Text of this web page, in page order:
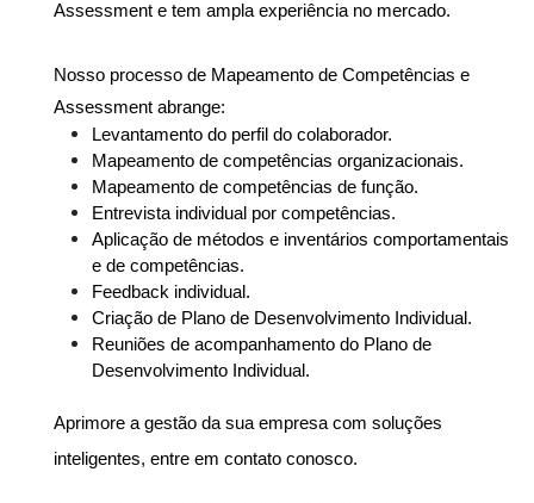
Assessment e tem ampla experiência no mercado.
Nosso processo de Mapeamento de Competências e
Assessment abrange:
Levantamento do perfil do colaborador.
Mapeamento de competências organizacionais.
Mapeamento de competências de função.
Entrevista individual por competências.
Aplicação de métodos e inventários comportamentais
e de competências.
Feedback individual.
Criação de Plano de Desenvolvimento Individual.
Reuniões de acompanhamento do Plano de
Desenvolvimento Individual.
Aprimore a gestão da sua empresa com soluções
inteligentes, entre em contato conosco.